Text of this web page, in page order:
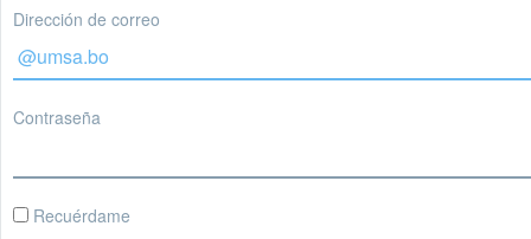
Dirección de correo
Contraseña
Recuérdame